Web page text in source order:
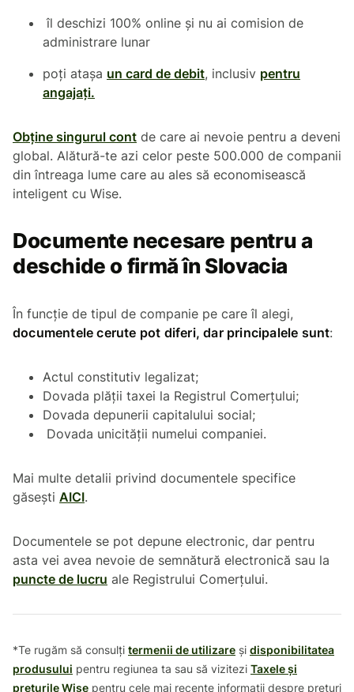
îl deschizi 100% online și nu ai comision de
administrare lunar
poți atașa un card de debit, inclusiv pentru
angajați.
Obține singurul cont de care ai nevoie pentru a deveni
global. Alătură-te azi celor peste 500.000 de companii
din întreaga lume care au ales să economisească
inteligent cu Wise.
Documente necesare pentru a
deschide o firmă în Slovacia
În funcție de tipul de companie pe care îl alegi,
documentele cerute pot diferi, dar principalele sunt:
Actul constitutiv legalizat;
Dovada plății taxei la Registrul Comerțului;
Dovada depunerii capitalului social;
Dovada unicității numelui companiei.
Mai multe detalii privind documentele specifice
găsești AICI.
Documentele se pot depune electronic, dar pentru
asta vei avea nevoie de semnătură electronică sau la
puncte de lucru ale Registrului Comerțului.
*Te rugăm să consulți termenii de utilizare și disponibilitatea
produsului pentru regiunea ta sau să vizitezi Taxele și
prețurile Wise pentru cele mai recente informații despre prețuri